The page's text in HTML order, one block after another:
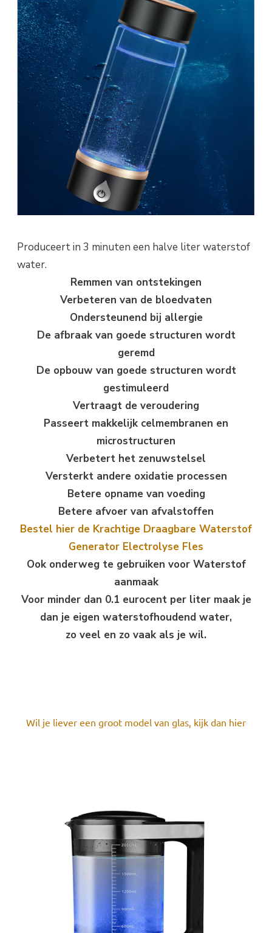
Produceert in 3 minuten een halve liter waterstof
water.
Remmen van ontstekingen
Verbeteren van de bloedvaten
Ondersteunend bij allergie
De afbraak van goede structuren wordt
geremd
De opbouw van goede structuren wordt
gestimuleerd
Vertraagt de veroudering
Passeert makkelijk celmembranen en
microstructuren
Verbetert het zenuwstelsel
Versterkt andere oxidatie processen
Betere opname van voeding
Betere afvoer van afvalstoffen
Bestel hier de Krachtige Draagbare Waterstof
Generator Electrolyse Fles
Ook onderweg te gebruiken voor Waterstof
aanmaak
Voor minder dan 0.1 eurocent per liter maak je
dan je eigen waterstofhoudend water,
zo veel en zo vaak als je wil.
Wil je liever een groot model van glas, kijk dan hier